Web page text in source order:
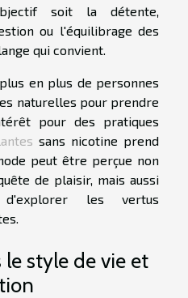
soit la détente,
ou l'équilibrage des
qui convient.
en plus de personnes
naturelles pour prendre
pour des pratiques
sans nicotine prend
peut être perçue non
de plaisir, mais aussi
les vertus
style de vie et